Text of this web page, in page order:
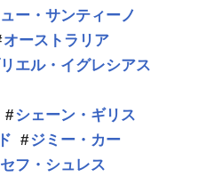
ー・サンティーノ
オーストラリア
エル・イグレシアス
シェーン・ギリス
ジミー・カー
フ・シュレス